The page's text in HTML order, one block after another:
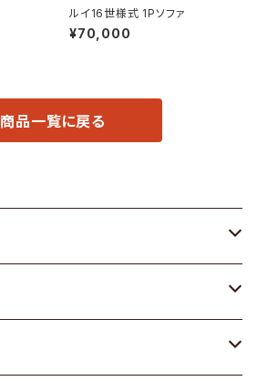
ルイ16世様式 1Pソファ
¥70,000
商品一覧に戻る